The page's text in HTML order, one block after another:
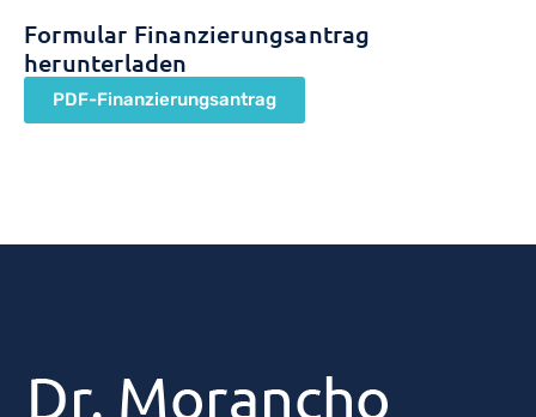
Formular Finanzierungsantrag
herunterladen
PDF-Finanzierungsantrag